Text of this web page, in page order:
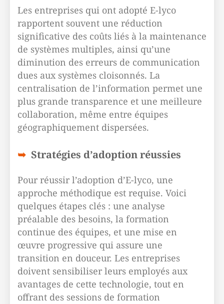
Les entreprises qui ont adopté E-lyco
rapportent souvent une réduction
significative des coûts liés à la maintenance
de systèmes multiples, ainsi qu’une
diminution des erreurs de communication
dues aux systèmes cloisonnés. La
centralisation de l’information permet une
plus grande transparence et une meilleure
collaboration, même entre équipes
géographiquement dispersées.
Stratégies d’adoption réussies
Pour réussir l’adoption d’E-lyco, une
approche méthodique est requise. Voici
quelques étapes clés : une analyse
préalable des besoins, la formation
continue des équipes, et une mise en
œuvre progressive qui assure une
transition en douceur. Les entreprises
doivent sensibiliser leurs employés aux
avantages de cette technologie, tout en
offrant des sessions de formation